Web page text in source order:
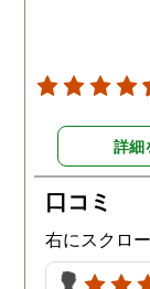
詳細
口コミ
右にスクロ